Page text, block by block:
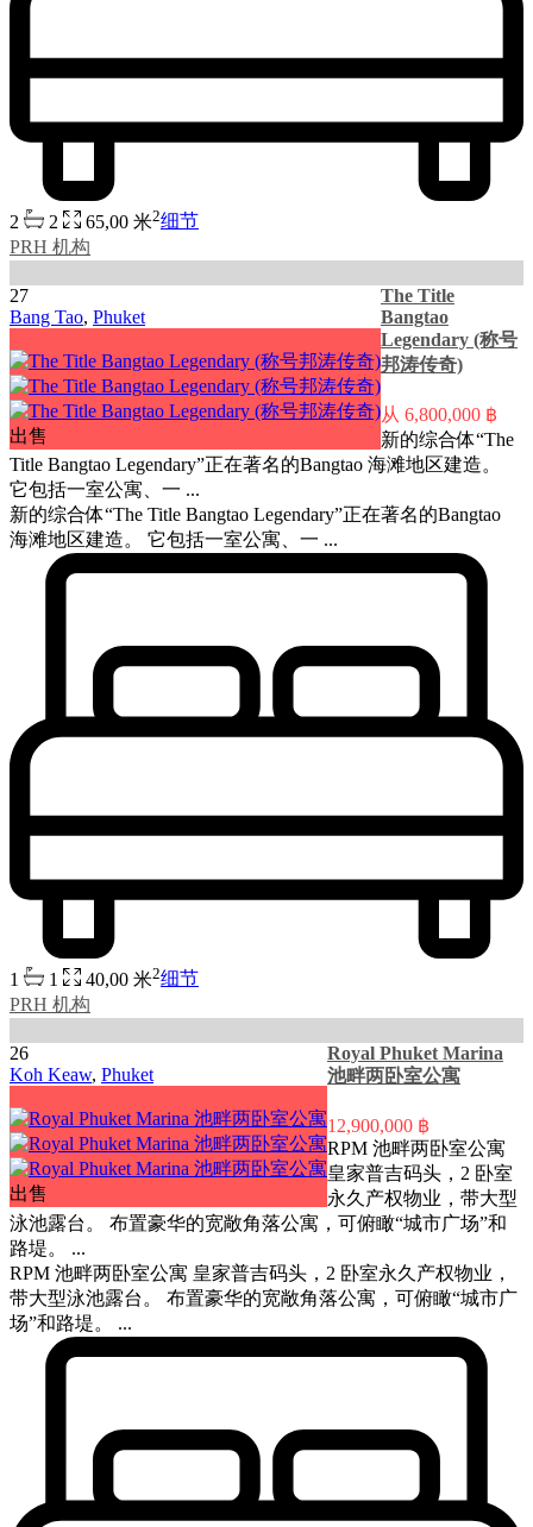
2 2 65,00 米2细节
PRH 机构
27
Bang Tao, Phuket
出售
The Title
Bangtao
Legendary (称号
邦涛传奇)
从 6,800,000 ฿
新的综合体“The
Title Bangtao Legendary”正在著名的Bangtao 海滩地区建造。
它包括一室公寓、一 ...
新的综合体“The Title Bangtao Legendary”正在著名的Bangtao
海滩地区建造。 它包括一室公寓、一 ...
1 1 40,00 米2细节
PRH 机构
26
Koh Keaw, Phuket
出售
Royal Phuket Marina
池畔两卧室公寓
12,900,000 ฿
RPM 池畔两卧室公寓
皇家普吉码头，2 卧室
永久产权物业，带大型
泳池露台。 布置豪华的宽敞角落公寓，可俯瞰“城市广场”和
路堤。 ...
RPM 池畔两卧室公寓 皇家普吉码头，2 卧室永久产权物业，
带大型泳池露台。 布置豪华的宽敞角落公寓，可俯瞰“城市广
场”和路堤。 ...